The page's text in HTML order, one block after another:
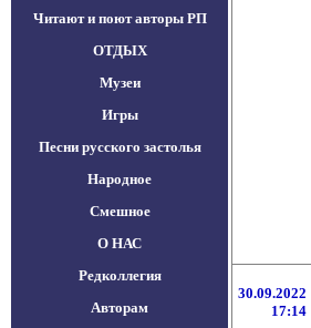
Читают и поют авторы РП
ОТДЫХ
Музеи
Игры
Песни русского застолья
Народное
Смешное
О НАС
Редколлегия
Авторам
30.09.2022
17:14